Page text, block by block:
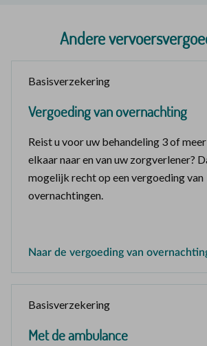
Andere
Basisverzekering
Vergoeding van overnachting
Reist u voor uw behandeling 3 of
elkaar naar en van uw zorgverlener?
mogelijk recht op een vergoeding van
overnachtingen.
Naar de vergoeding van
Basisverzekering
Met de ambulance